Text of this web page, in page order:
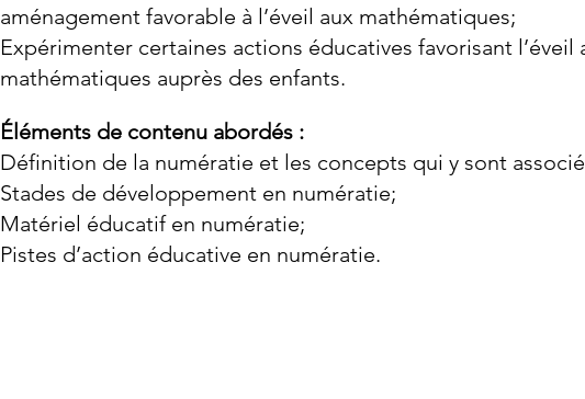
aménagement favorable à l’éveil aux mathématiques;
Expérimenter certaines actions éducatives favorisant l’éveil
mathématiques auprès des enfants.
Éléments de contenu abordés :
Définition de la numératie et les concepts qui y sont
Stades de développement en numératie;
Matériel éducatif en numératie;
Pistes d’action éducative en numératie.